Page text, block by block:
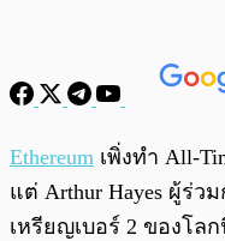
พร้อมเล่น
Ethereum เพิ่งทำ All-
แต่ Arthur Hayes ผู้ร่ว
เหรียญเบอร์ 2 ของโล